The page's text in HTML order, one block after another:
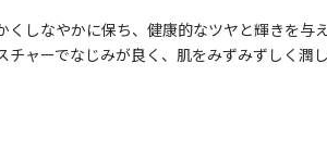
くしなやかに保ち、健康的なツヤと輝きを与
チャーでなじみが良く、肌をみずみずしく潤し